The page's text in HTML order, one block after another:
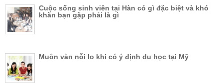
Cuộc sống sinh viên tại Hàn có gì đặc biệt và khó
khăn bạn gặp phải là gì
Muôn vàn nỗi lo khi có ý định du học tại Mỹ